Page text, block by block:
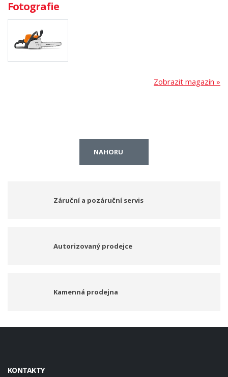
Fotografie
Zobrazit magazín »
NAHORU
Záruční a pozáruční servis
Autorizovaný prodejce
Kamenná prodejna
KONTAKTY